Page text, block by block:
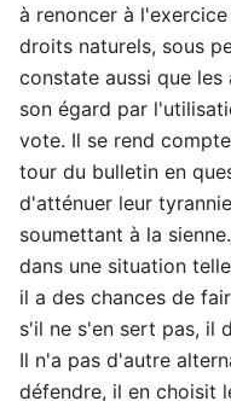
à renoncer à
droits naturels, sous
constate aussi que
son égard par
vote. Il se rend
tour du bulletin en
d'atténuer leur
soumettant à la
dans une situation
il a des chances de
s'il ne s'en sert pas, il
Il n'a pas d'autre
défendre, il en choisit